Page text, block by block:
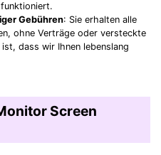
Gebühren: Sie erhalten alle
ohne Verträge oder versteckte
dass wir Ihnen lebenslang
Screen